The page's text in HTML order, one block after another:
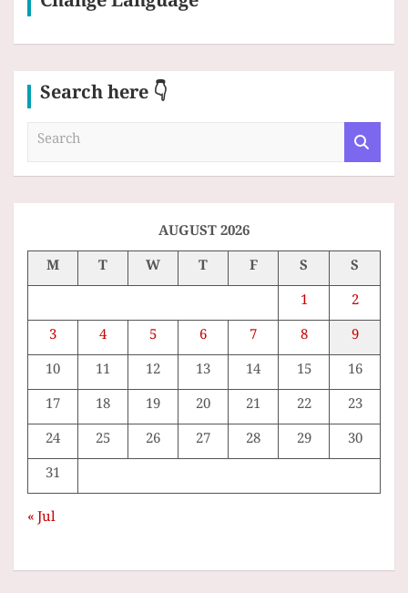
Search here 👇
AUGUST 2026
M
T W T F S
S
1
2
3
4 5 6 7 8
9
10
11 12 13 14 15
16
17
18 19 20 21 22
23
24
25 26 27 28 29
30
31
« Jul